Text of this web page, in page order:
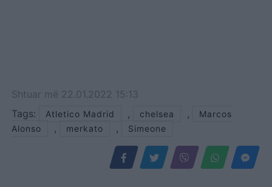
Shtuar më 22.01.2022 15:13
Tags:
Atletico Madrid , chelsea ,
Marcos
Alonso
, merkato , Simeone